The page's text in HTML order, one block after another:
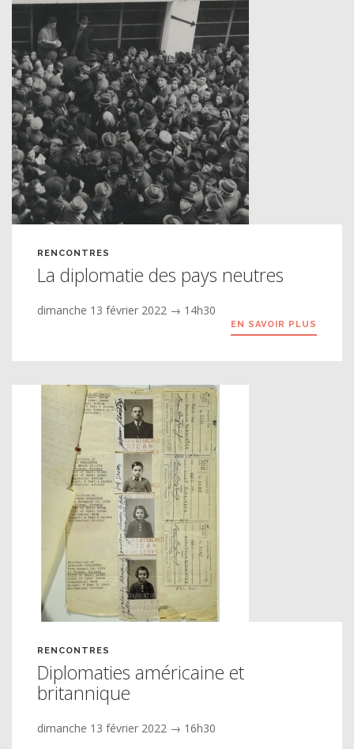
RENCONTRES
La diplomatie des pays neutres
dimanche 13 février 2022 → 14h30
EN SAVOIR PLUS
RENCONTRES
Diplomaties américaine et
britannique
dimanche 13 février 2022 → 16h30